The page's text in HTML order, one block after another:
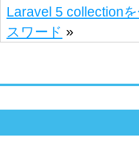
Laravel 5 collection
スワード »